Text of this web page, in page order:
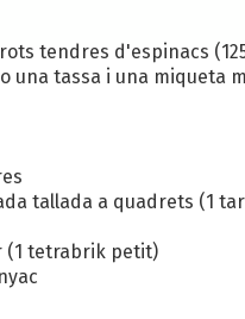
tendres d'espinacs
una tassa i una miqueta
tallada a quadrets (1
(1 tetrabrik petit)